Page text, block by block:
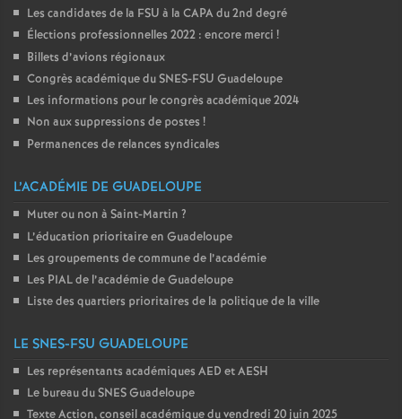
Les candidates de la FSU à la CAPA du 2nd degré
Élections professionnelles 2022 : encore merci !
Billets d’avions régionaux
Congrès académique du SNES-FSU Guadeloupe
Les informations pour le congrès académique 2024
Non aux suppressions de postes !
Permanences de relances syndicales
L’ACADÉMIE DE GUADELOUPE
Muter ou non à Saint-Martin ?
L’éducation prioritaire en Guadeloupe
Les groupements de commune de l’académie
Les PIAL de l’académie de Guadeloupe
Liste des quartiers prioritaires de la politique de la ville
LE SNES-FSU GUADELOUPE
Les représentants académiques AED et AESH
Le bureau du SNES Guadeloupe
Texte Action, conseil académique du vendredi 20 juin 2025